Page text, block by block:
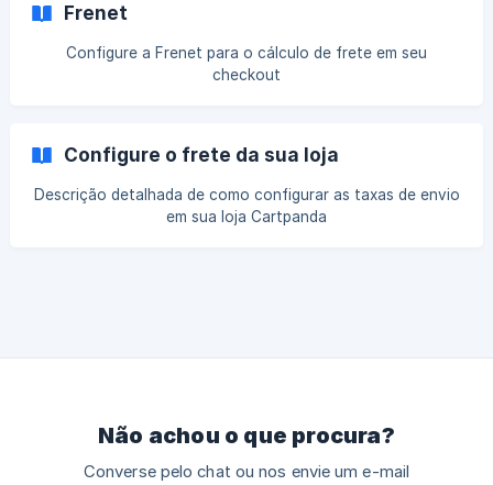
Frenet
Configure a Frenet para o cálculo de frete em seu
checkout
Configure o frete da sua loja
Descrição detalhada de como configurar as taxas de envio
em sua loja Cartpanda
Não achou o que procura?
Converse pelo chat ou nos envie um e-mail